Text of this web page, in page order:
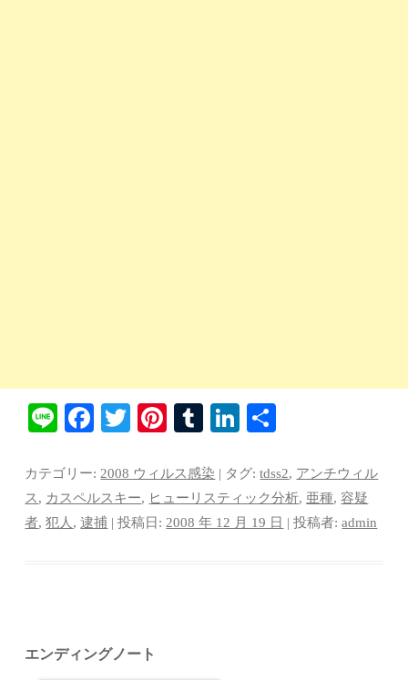
Li
Fa
bo
ok
T
tte
r
Pi
er
es
t
T
m
bl
r
Li
ed
In
カテゴリー:2008 ウィルス感染 | タグ:tdss2, アンチウィル
ス, カスペルスキー, ヒューリスティック分析, 亜種,容疑
者,犯人,逮捕 | 投稿日:2008 年 12 月 19 日 |投稿者:admin
エンディングノート